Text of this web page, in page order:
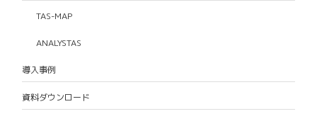
TAS-MAP
ANALYSTAS
導入事例
資料ダウンロード